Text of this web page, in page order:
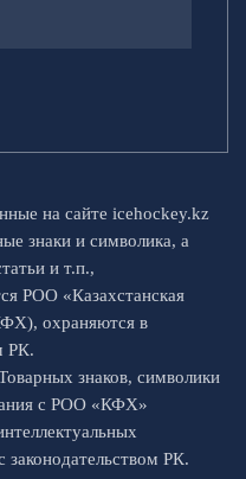
на сайте icehockey.kz
знаки и символика, а
и т.п.,
РОО «Казахстанская
охраняются в
РК.
знаков, символики
с РОО «КФХ»
РК.